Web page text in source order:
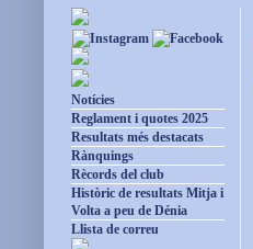
Notícies
Reglament i quotes 2025
Resultats més destacats
Rànquings
Rècords del club
Històric de resultats Mitja i
Volta a peu de Dénia
Llista de correu